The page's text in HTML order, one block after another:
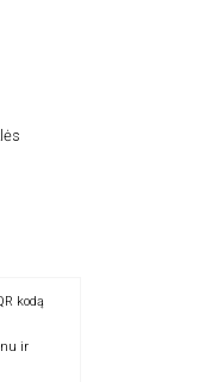
kodą
ir